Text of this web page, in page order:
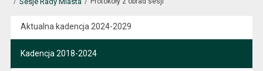
Aktualna kadencja 2024-2029
Kadencja 2018-2024